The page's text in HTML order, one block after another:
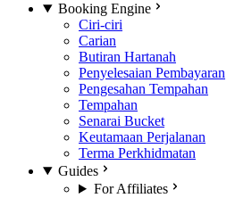
Booking Engine
Ciri-ciri
Carian
Butiran Hartanah
Penyelesaian Pembayaran
Pengesahan Tempahan
Tempahan
Senarai Bucket
Keutamaan Perjalanan
Terma Perkhidmatan
Guides
For Affiliates